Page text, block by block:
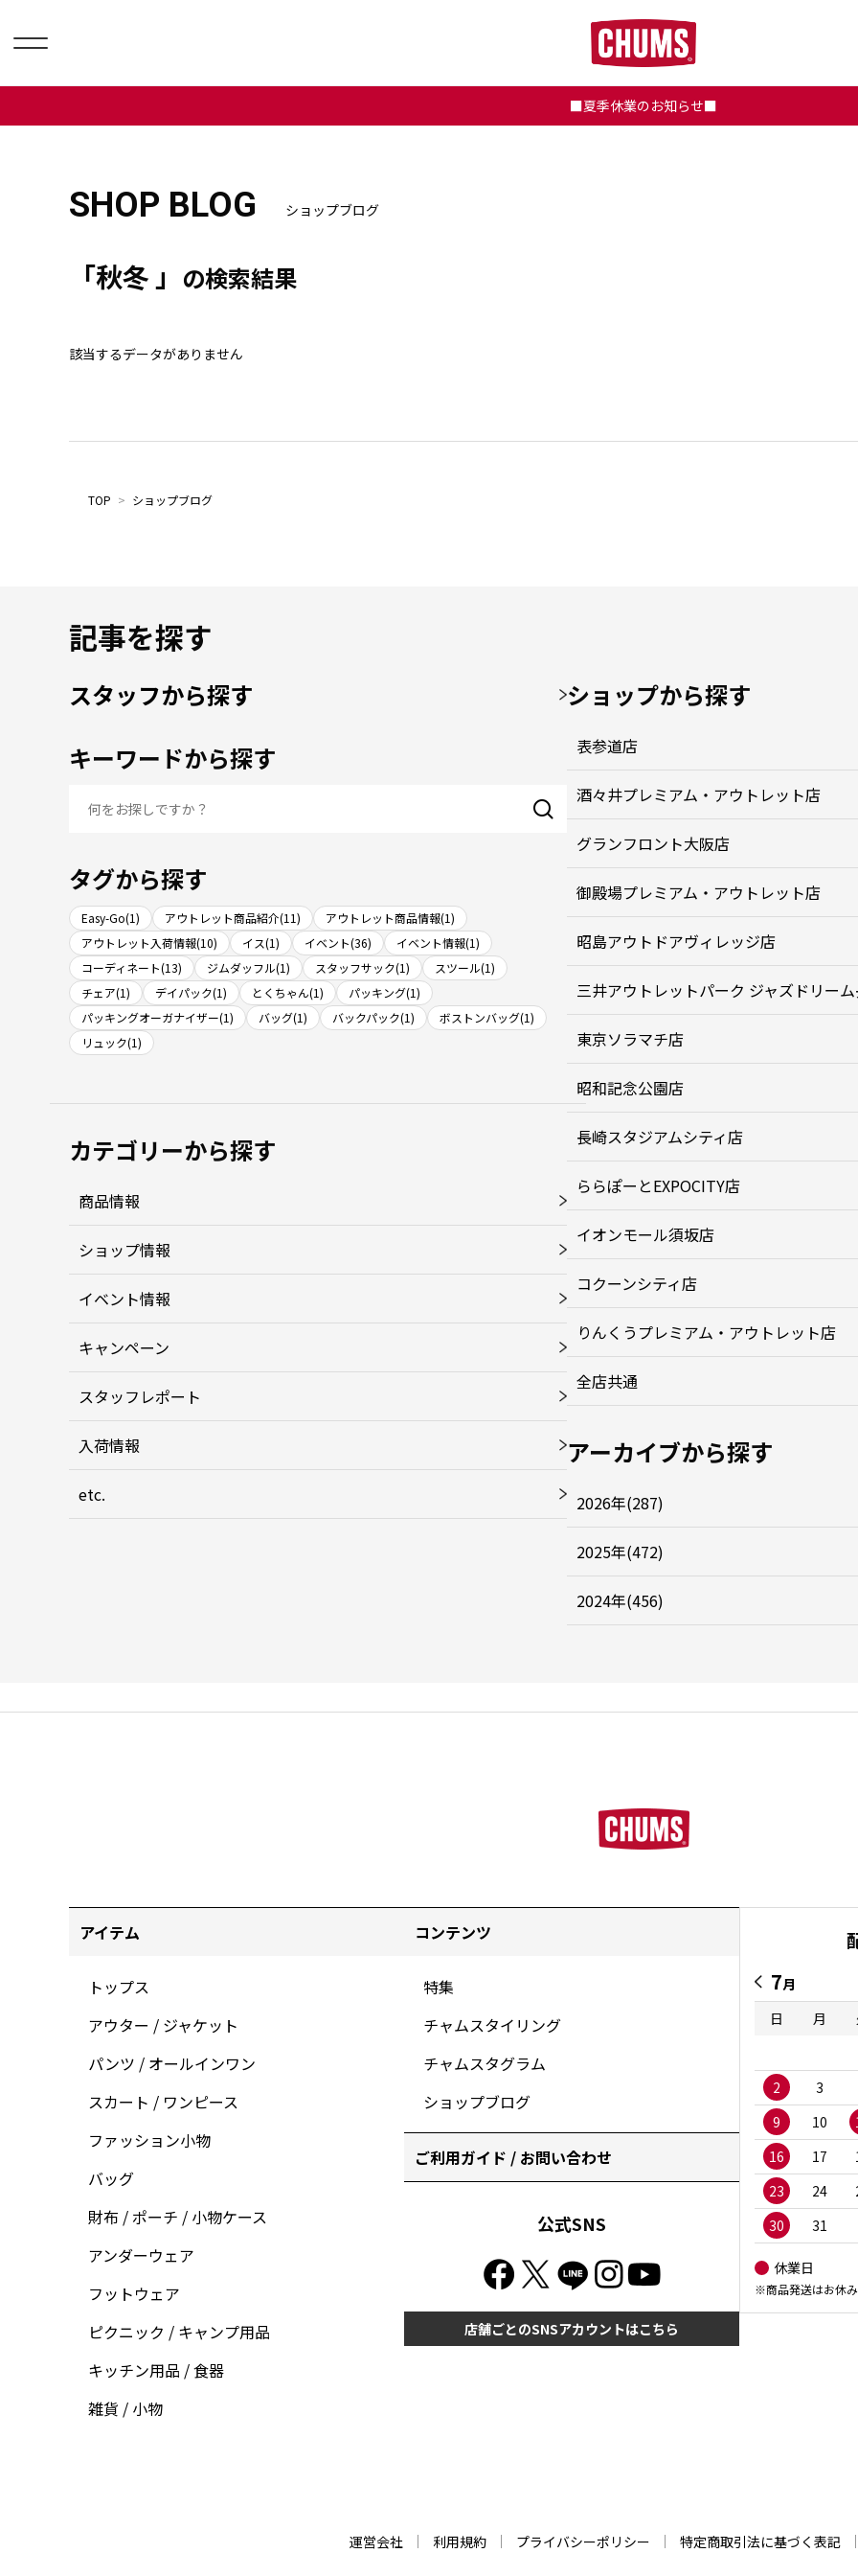
■夏季休業のお知らせ■
SHOP BLOG ショップブログ
「秋冬 」 の検索結果
該当するデータがありません
TOP > ショップブログ
記事を探す
スタッフから探す
キーワードから探す
タグから探す
Easy-Go(1) アウトレット商品紹介(11)
アウトレット商品情報(1)
アウトレット入荷情報(10)
イス(1) イベント(36)
イベント情報(1)
コーディネート(13)
ジムダッフル(1) スタッフサック(1)
スツール(1)
チェア(1)
デイパック(1) とくちゃん(1)
パッキング(1)
パッキングオーガナイザー(1)
バッグ(1) バックパック(1)
ボストンバッグ(1)
リュック(1)
カテゴリーから探す
商品情報
ショップ情報
イベント情報
キャンペーン
スタッフレポート
入荷情報
etc.
ショップから探す
表参道店
酒々井プレミアム・アウトレット店
グランフロント大阪店
御殿場プレミアム・アウトレット店
昭島アウトドアヴィレッジ店
三井アウトレットパーク ジャズドリー
東京ソラマチ店
昭和記念公園店
長崎スタジアムシティ店
ららぽーとEXPOCITY店
イオンモール須坂店
コクーンシティ店
りんくうプレミアム・アウトレット店
全店共通
アーカイブから探す
2026年(287)
2025年(472)
2024年(456)
アイテム
トップス
アウター / ジャケット
パンツ / オールインワン
スカート / ワンピース
ファッション小物
バッグ
財布 / ポーチ / 小物ケース
アンダーウェア
フットウェア
ピクニック / キャンプ用品
キッチン用品 / 食器
雑貨 / 小物
コンテンツ
特集
チャムスタイリング
チャムスタグラム
ショップブログ
ご利用ガイド / お問い合わせ
公式SNS
店舗ごとのSNSアカウントはこちら
7月
日
月
2
3
9
10
16
17
23
24
30
31
休業日
※商品発送はお休
運営会社 利用規約 プライバシーポリシー 特定商取引法に基づく表記